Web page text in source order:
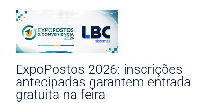
ExpoPostos 2026: inscrições
antecipadas garantem entrada
gratuita na feira